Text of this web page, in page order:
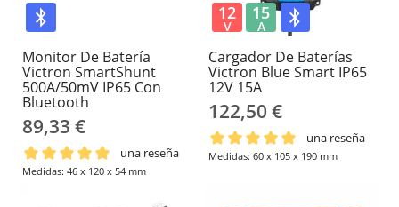
Monitor De Batería
Victron SmartShunt
500A/50mV IP65 Con
Bluetooth
89,33 €
una reseña
Medidas: 46 x 120 x 54 mm
Cargador De Baterías
Victron Blue Smart IP65
12V 15A
122,50 €
una reseña
Medidas: 60 x 105 x 190 mm
12
V
15
A